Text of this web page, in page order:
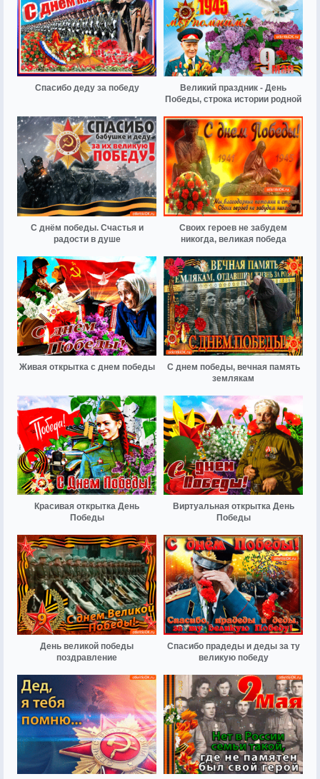
Спасибо деду за победу
Великий праздник - День
Победы, строка истории родной
С днём победы. Счастья и
радости в душе
Своих героев не забудем
никогда, великая победа
Живая открытка с днем победы
С днем победы, вечная память
землякам
Красивая открытка День
Победы
Виртуальная открытка День
Победы
День великой победы
поздравление
Спасибо прадеды и деды за ту
великую победу